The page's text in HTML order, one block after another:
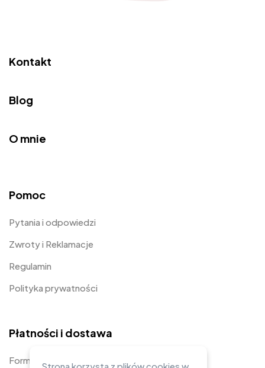
Kontakt
Blog
O mnie
Pomoc
Pytania i odpowiedzi
Zwroty i Reklamacje
Regulamin
Polityka prywatności
Płatności i dostawa
Formy płatności